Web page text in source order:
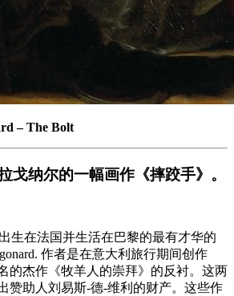
–The Bolt
戈纳尔的一幅画作《摔跤手》。
生在法国并生活在巴黎的最有才华的
作者是在意大利旅行期间创作
的杰作《牧羊人的崇拜》的反衬。这两
赞助人刘易斯-德-维利的财产。这些作